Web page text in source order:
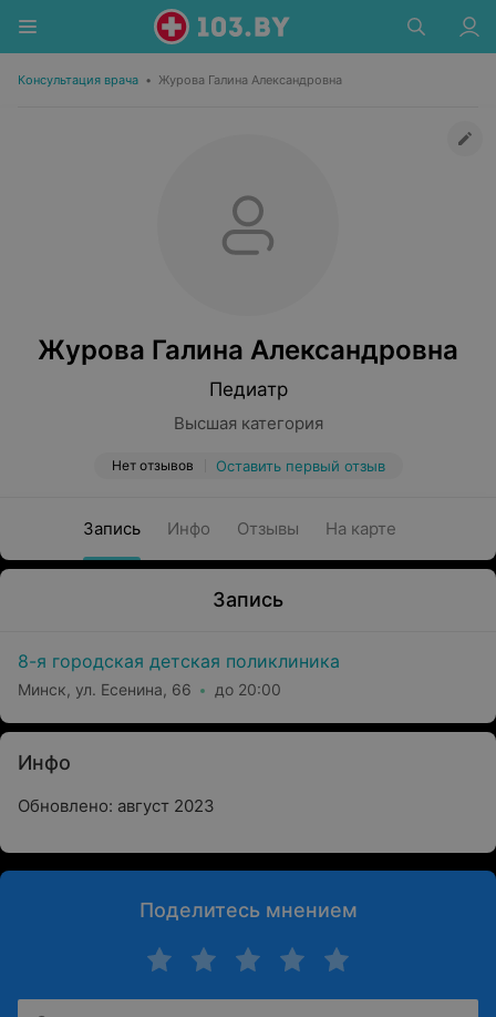
Консультация врача • Журова Галина Александровна
Журова Галина Александровна
Педиатр
Высшая категория
Нет отзывов Оставить первый отзыв
Запись Инфо Отзывы На карте
Запись
8-я городская детская поликлиника
Минск, ул. Есенина, 66 до 20:00
Инфо
Обновлено: август 2023
Поделитесь мнением